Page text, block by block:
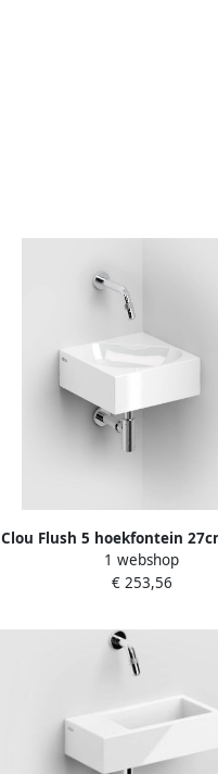
Clou Flush 5 hoekfontein
kraangat wit keramiek CL
1 webshop
€ 253,56